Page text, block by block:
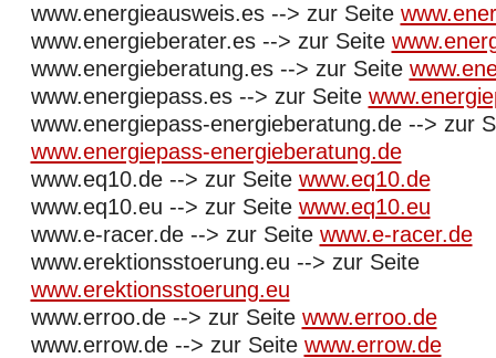
www.energieausweis.es --> zur Seite
www.energieberater.es --> zur Seite
www.energieberatung.es --> zur Seite
www.energiepass.es --> zur Seite
www.energiepass-energieberatung.de --> zur
www.energiepass-energieberatung.de
www.eq10.de --> zur Seite www.eq10.de
www.eq10.eu --> zur Seite www.eq10.eu
www.e-racer.de --> zur Seite www.e-racer.de
www.erektionsstoerung.eu --> zur Seite
www.erektionsstoerung.eu
www.erroo.de --> zur Seite www.erroo.de
www.errow.de --> zur Seite www.errow.de